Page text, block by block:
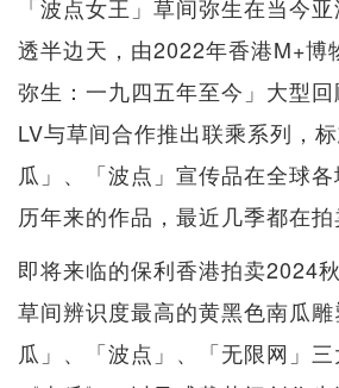
「波点女王」草间弥生在当今
透半边天，由2022年香港M+博
弥生：一九四五年至今」大型
LV与草间合作推出联乘系列，
瓜」、「波点」宣传品在全球
历年来的作品，最近几季都在拍
即将来临的保利香港拍卖2024
草间辨识度最高的黄黑色南瓜
瓜」、「波点」、「无限网」